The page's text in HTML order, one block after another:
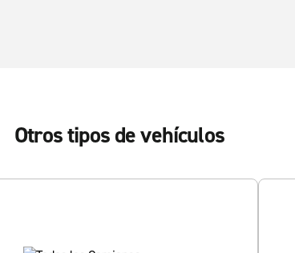
Otros tipos de vehículos